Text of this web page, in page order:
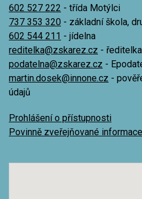
602 527 222 - třída Motýlci
737 353 320 - základní škola,
602 544 211 - jídelna
reditelka@zskarez.cz - ředitelka
podatelna@zskarez.cz -
martin.dosek@innone.cz -
údajů
Prohlášení o přístupnosti
Povinně zveřejňované informace